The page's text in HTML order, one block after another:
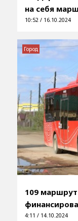
на себя
10:52 / 16.10.2024
109
4:11 / 14.10.2024
Город